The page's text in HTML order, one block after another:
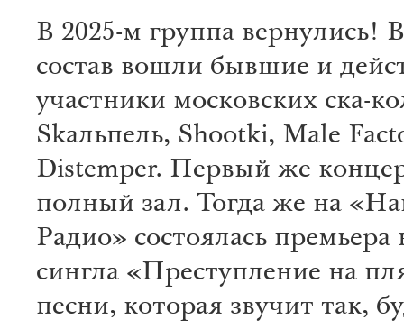
В 2025-м группа вернулись!
состав вошли бывшие и
участники московских ска-
Skaльпель, Shootki, Male
Distemper. Первый же
полный зал. Тогда же на
Радио» состоялась премьера
сингла «Преступление на
песни, которая звучит так,